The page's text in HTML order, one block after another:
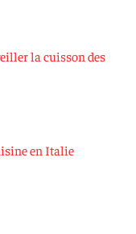
la cuisson des
en Italie